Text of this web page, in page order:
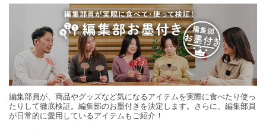
編集部員が、商品やグッズなど気になるアイテムを実際に食べたり使っ
たりして徹底検証。編集部のお墨付きを決定します。さらに、編集部員
が日常的に愛用しているアイテムもご紹介！